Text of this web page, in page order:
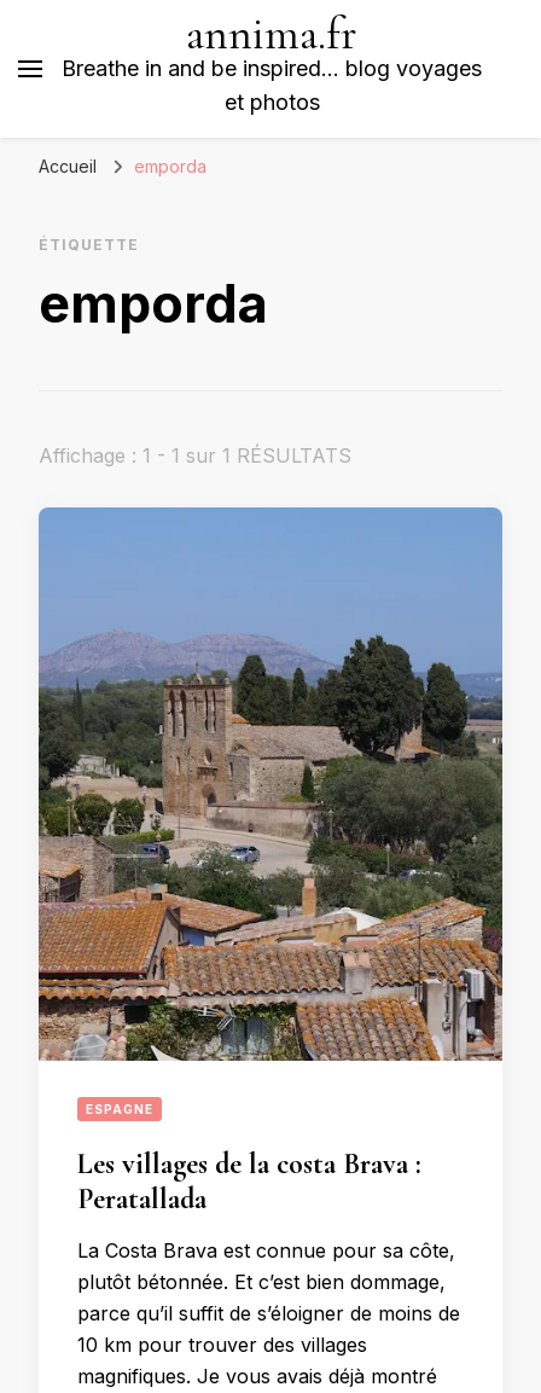
annima.fr
Breathe in and be inspired… blog voyages
et photos
Accueil emporda
ÉTIQUETTE
emporda
Affichage : 1 - 1 sur 1 RÉSULTATS
ESPAGNE
Les villages de la costa Brava :
Peratallada
La Costa Brava est connue pour sa côte,
plutôt bétonnée. Et c’est bien dommage,
parce qu’il suffit de s’éloigner de moins de
10 km pour trouver des villages
magnifiques. Je vous avais déjà montré